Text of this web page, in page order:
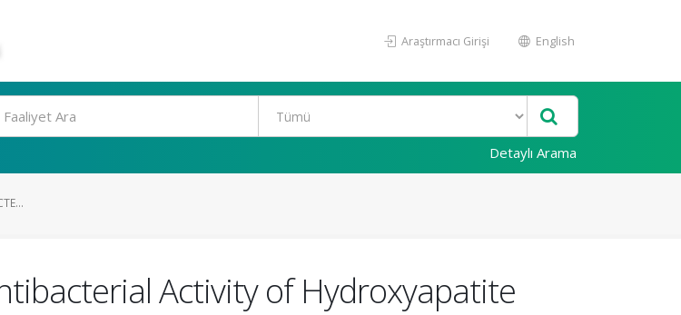
Araştırmacı Girişi English
Detaylı Arama
Activity of Hydroxyapatite